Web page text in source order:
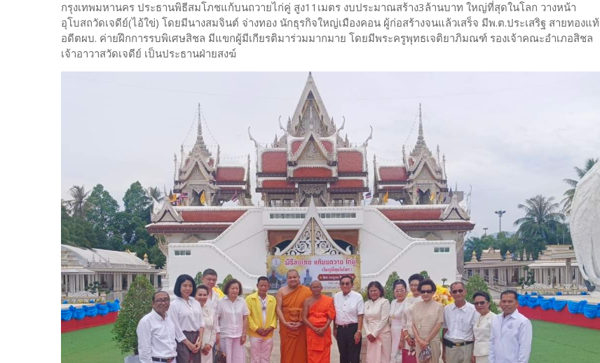
กรุงเทพมหานคร ประธานพิธีสมโภชแก้บนถวายไก่คู่ สูง11เมตร งบประมาณสร้าง3ล้านบาท ใหญ่ที่สุดในโลก วางหน้า
อุโบสถวัดเจดีย์(ไอ้ใข่) โดยมีนางสมจินต์ จ่างทอง นักธุรกิจใหญ่เมืองคอน ผู้ก่อสร้างจนแล้วเสร็จ มีพ.ต.ประเสริฐ สายทองแท้
อดีตผบ. ค่ายฝึกการรบพิเศษสิชล มีแขกผู้มีเกียรติมาร่วมมากมาย โดยมีพระครูพุทธเจติยาภิมณฑ์ รองเจ้าคณะอำเภอสิชล
เจ้าอาวาสวัดเจดีย์ เป็นประธานฝ่ายสงฆ์